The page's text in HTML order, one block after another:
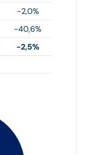
-2,0%
-40,6%
-2,5%